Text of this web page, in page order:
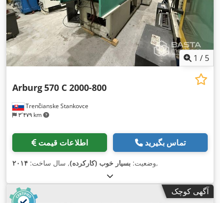
1 / 5
Trenčianske Stankovce
۳٬۴۷۹ km
Arburg570 C 2000-800
اطلاعات قیمت تماس بگیرید
وضعیت: بسیار خوب (کارکرده), سال ساخت: ۲۰۱۴ ,
آگهی کوچک